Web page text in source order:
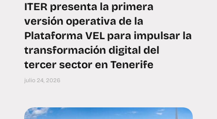
ITER presenta la primera
versión operativa de la
Plataforma VEL para impulsar la
transformación digital del
tercer sector en Tenerife
julio 24, 2026